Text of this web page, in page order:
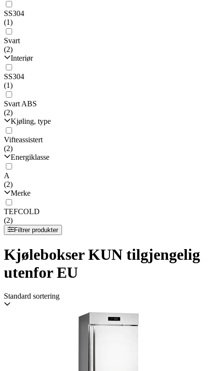
SS304
(1)
Svart
(2)
Interiør
SS304
(1)
Svart ABS
(2)
Kjøling, type
Vifteassistert
(2)
Energiklasse
A
(2)
Merke
TEFCOLD
(2)
Filtrer produkter
Kjølebokser KUN tilgjengelig
utenfor EU
Standard sortering